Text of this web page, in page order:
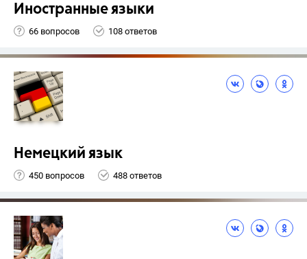
Иностранные языки
66 вопросов 108 ответов
Немецкий язык
450 вопросов 488 ответов